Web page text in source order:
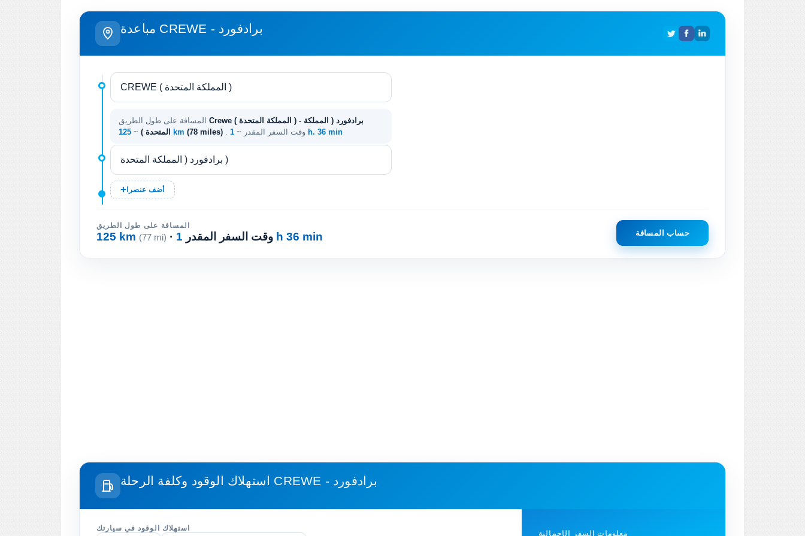
مباعدة CREWE - برادفورد
Crewe ( المملكة المتحدة ) - برادفورد ( المملكة
المتحدة ) ~ 125 km (78 miles) . وقت السفر المقدر ~ 1 h. 36 min
أضف عنصرا
المسافة على طول الطريق
125 km (77 mi) · وقت السفر المقدر 1 h 36 min حساب المسافة
CREWE - برادفورد
استهلاك الوقود في سيارتك
معلومات السفر الإجمالية